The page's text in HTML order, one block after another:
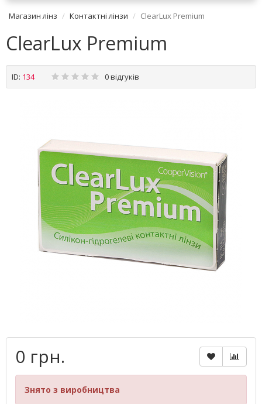
Магазин лінз Контактні лінзи ClearLux Premium
ClearLux Premium
ID: 134 0 відгуків
0 грн.
Знято з виробництва